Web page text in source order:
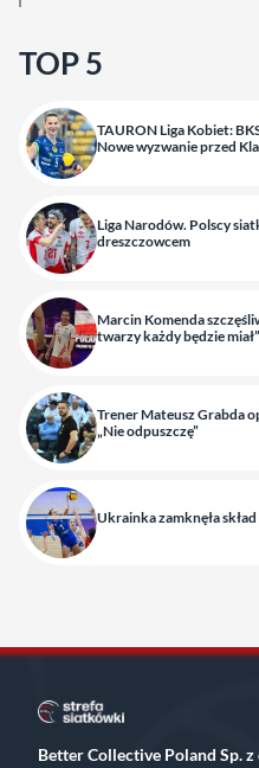
TOP 5
TAURON Liga Kobiet:
Nowe wyzwanie przed
Liga Narodów. Polscy
dreszczowcem
Marcin Komenda
twarzy każdy będzie miał”
Trener Mateusz Grabda
„Nie odpuszczę”
Ukrainka zamknęła
Better Collective Poland Sp. z